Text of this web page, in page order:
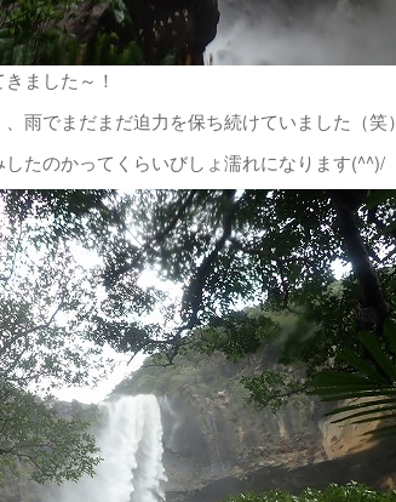
ました～！
雨でまだまだ迫力を保ち続けていました（笑）
たのかってくらいびしょ濡れになります(^^)/